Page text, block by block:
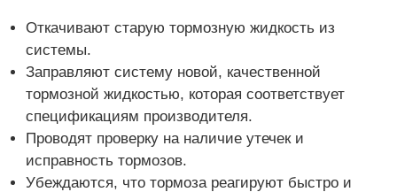
Откачивают старую тормозную жидкость из
системы.
Заправляют систему новой, качественной
тормозной жидкостью, которая соответствует
спецификациям производителя.
Проводят проверку на наличие утечек и
исправность тормозов.
Убеждаются, что тормоза реагируют быстро и